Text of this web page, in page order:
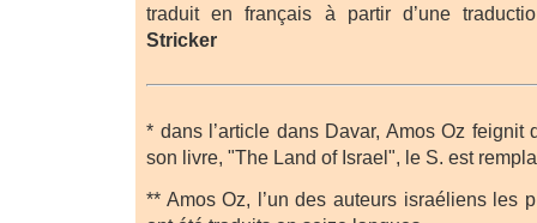
traduit en français à partir d’une
Stricker
* dans l’article dans Davar, Amos Oz
son livre, "The Land of Israel", le S. est
** Amos Oz, l’un des auteurs israéliens les